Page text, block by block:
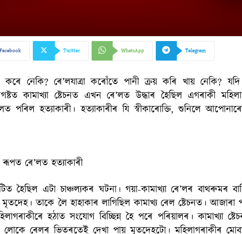
Facebook Twitter WhatsApp Telegram
কৰে নেকি? ৰে’লযাত্ৰা কৰোঁতে পানী ক্ৰয় কৰি খায় নেকি? যদি
কামাখ্যা ষ্টেচনত এখন ৰে’লত উদ্ধাৰ হৈছিল এগৰাকী
পৰিল হত্যাকাৰী। হত্যাকাৰীৰ যি স্বীকাৰোক্তি, শুনিলে
ৰূপত ৰে’লত হত্যাকাৰী
হৈছিল এটা চাঞ্চল্যকৰ ঘটনা। গয়া-কামাখ্যা ৰে’লৰ বাথৰুমৰ
তাকে লৈ হাহাকাৰ লাগিছিল কামাখ্য ৰেল ষ্টেচনত। আজাৰা
হঠাত সংযোগ বিচ্ছিন্ন হৈ পৰে পৰিয়ালৰ। কামাখ্যা
লোকে ৰেলৰ ভিতৰতেই দেখা পায় মৃতদেহটো। মহিলাগৰাকীৰ